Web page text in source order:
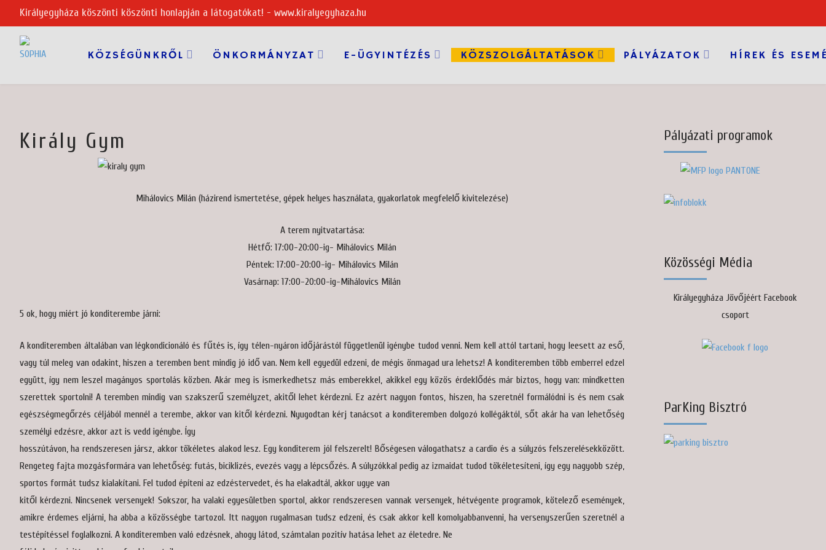
Királyegyháza köszönti köszönti honlapján a látogatókat! - www.kiralyegyhaza.hu
KÖZSÉGÜNKRŐL ÖNKORMÁNYZAT E-ÜGYINTÉZÉS KÖZSZOLGÁLTATÁSOK PÁLYÁZATOK HÍREK ÉS
Pályázati programok
Közösségi Média
Királyegyháza Jövőjéért Facebook
csoport
ParKing Bisztró
Király Gym
Mihálovics Milán (házirend ismertetése, gépek helyes használata, gyakorlatok megfelelő kivitelezése)
A terem nyitvatartása:
Hétfő: 17:00-20:00-ig- Mihálovics Milán
Péntek: 17:00-20:00-ig- Mihálovics Milán
Vasárnap: 17:00-20:00-ig-Mihálovics Milán
5 ok, hogy miért jó konditerembe járni:
A konditeremben általában van légkondicionáló és fűtés is, így télen-nyáron időjárástól függetlenül igénybe tudod venni. Nem kell attól tartani, hogy leesett az eső,
vagy túl meleg van odakint, hiszen a teremben bent mindig jó idő van. Nem kell egyedül edzeni, de mégis önmagad ura lehetsz! A konditeremben több emberrel edzel
együtt, így nem leszel magányos sportolás közben. Akár meg is ismerkedhetsz más emberekkel, akikkel egy közös érdeklődés már biztos, hogy van: mindketten
szerettek sportolni! A teremben mindig van szakszerű személyzet, akitől lehet kérdezni. Ez azért nagyon fontos, hiszen, ha szeretnél formálódni is és nem csak
egészségmegőrzés céljából mennél a terembe, akkor van kitől kérdezni. Nyugodtan kérj tanácsot a konditeremben dolgozó kollégáktól, sőt akár ha van lehetőség
személyi edzésre, akkor azt is vedd igénybe. Így
hosszútávon, ha rendszeresen jársz, akkor tökéletes alakod lesz. Egy konditerem jól felszerelt! Bőségesen válogathatsz a cardio és a súlyzós felszerelésekközött.
Rengeteg fajta mozgásformára van lehetőség: futás, biciklizés, evezés vagy a lépcsőzés. A súlyzókkal pedig az izmaidat tudod tökéletesíteni, így egy nagyobb szép,
sportos formát tudsz kialakítani. Fel tudod építeni az edzéstervedet, és ha elakadtál, akkor ugye van
kitől kérdezni. Nincsenek versenyek! Sokszor, ha valaki egyesületben sportol, akkor rendszeresen vannak versenyek, hétvégente programok, kötelező események,
amikre érdemes eljárni, ha abba a közösségbe tartozol. Itt nagyon rugalmasan tudsz edzeni, és csak akkor kell komolyabbanvenni, ha versenyszerűen szeretnél a
testépítéssel foglalkozni. A konditeremben való edzésnek, ahogy látod, számtalan pozitív hatása lehet az életedre. Ne